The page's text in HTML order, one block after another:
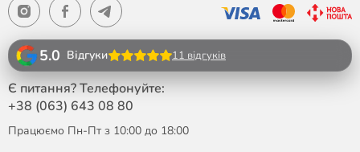
5.0 Відгуки 11 відгуків
Є питання? Телефонуйте:
+38 (063) 643 08 80
Працюємо Пн-Пт з 10:00 до 18:00